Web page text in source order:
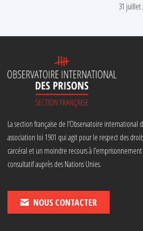
31 juillet
La section française de l’Observatoire international
association loi 1901 qui agit pour le respect des
carcéral et un moindre recours à
consultatif auprès des Nations Unies.
NOUS CONTACTER